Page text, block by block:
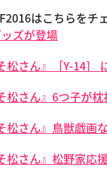
はこちらをチ
ズが登場
松さん』［Y-14
松さん』6つ子が
松さん』鳥獣戯画
松さん』松野家応